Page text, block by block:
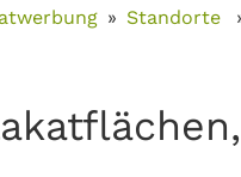
Standorte